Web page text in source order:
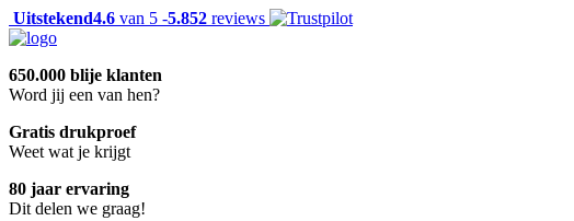
Uitstekend4.6 van 5 -5.852 reviews
650.000 blije klanten
Word jij een van hen?
Gratis drukproef
Weet wat je krijgt
80 jaar ervaring
Dit delen we graag!